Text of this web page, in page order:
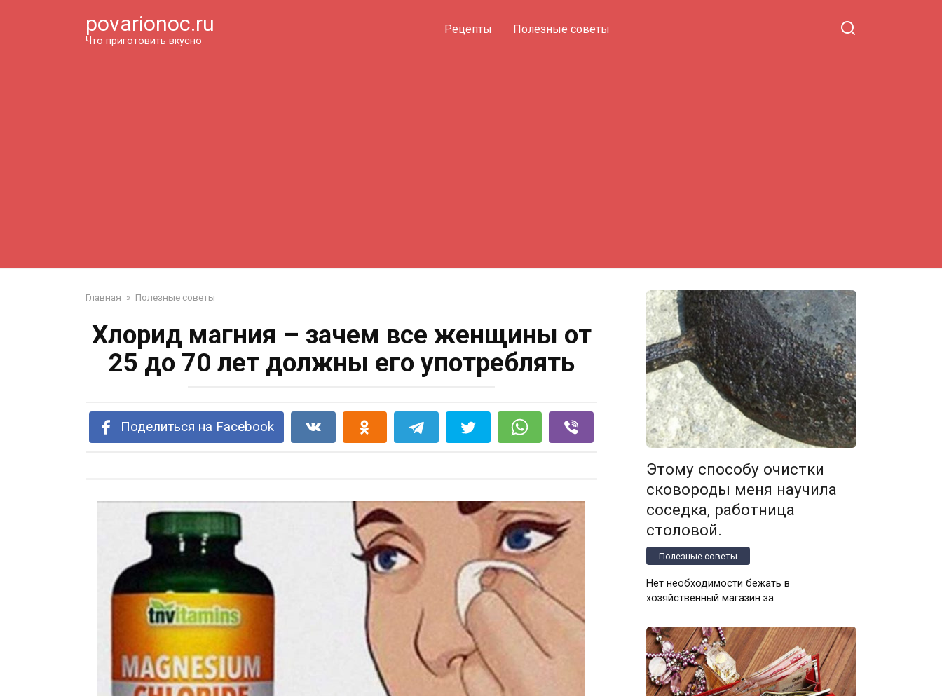
povarionoc.ru
Что приготовить вкусно
Рецепты Полезные советы
Главная » Полезные советы
Хлорид магния – зачем все женщины от
25 до 70 лет должны его употреблять
Поделиться на Facebook
Этому способу очистки
сковороды меня научила
соседка, работница
столовой.
Полезные советы
Нет необходимости бежать в
хозяйственный магазин за